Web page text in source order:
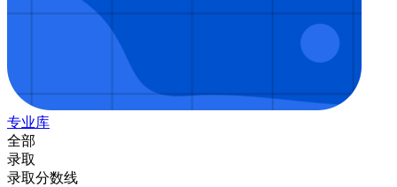
专业库
全部
录取
录取分数线